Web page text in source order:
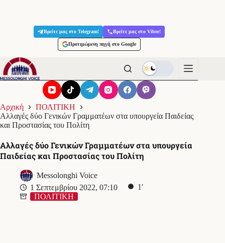
Βρείτε μας στο Telegram! Βρείτε μας στο Viber!
Προτιμώμενη πηγή στο Google
Αρχική
ΠΟΛΙΤΙΚΗ
Αλλαγές δύο Γενικών Γραμματέων στα υπουργεία Παιδείας
και Προστασίας του Πολίτη
Αλλαγές δύο Γενικών Γραμματέων στα υπουργεία
Παιδείας και Προστασίας του Πολίτη
Messolonghi Voice
1 Σεπτεμβρίου 2022, 07:10
1′
ΠΟΛΙΤΙΚΗ